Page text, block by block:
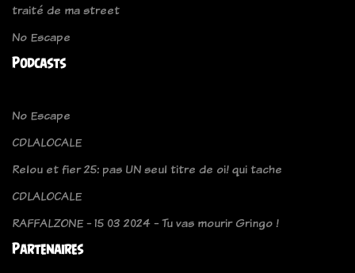
traité de ma street
No Escape
Podcasts
No Escape
CDLALOCALE
Relou et fier 25: pas UN seul titre de oi! qui tache
CDLALOCALE
RAFFALZONE - 15 03 2024 - Tu vas mourir Gringo !
Partenaires